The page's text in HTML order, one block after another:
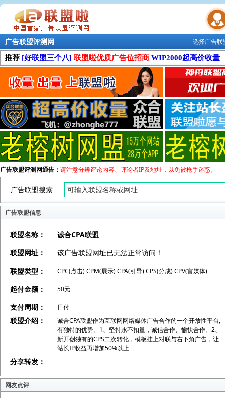
联盟学院
选择广告
广告联盟评测网
推荐 [好联盟三个八] 联盟啦优质广告位招商 WIP2000起高价收量
广告联盟评测网通告： 请注意分辨评论内容、评论者IP及地址，以免被枪手迷惑。
广告联盟搜索
广告联盟信息
联盟名称：
诚合CPA联盟
联盟网址：
该广告联盟网址已无法正常访问！
联盟类型：
CPC(点击) CPM(展示) CPA(引导) CPS(分成) CPV(富媒体)
起付金额： 50元
支付周期： 日付
联盟介绍：
诚合CPA联盟作为互联网网络媒体广告合作的一个开放性平台,
有独特的优势。1、坚持永不扣量，诚信合作、愉快合作。2、
新开创独有的CPS二次转化，模板挂上对联与右下角广告，让
站长IP收益再增加50%以上
分享转发：
网友点评